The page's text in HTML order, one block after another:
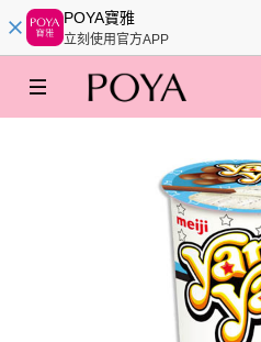
POYA寶雅
立刻使用官方APP